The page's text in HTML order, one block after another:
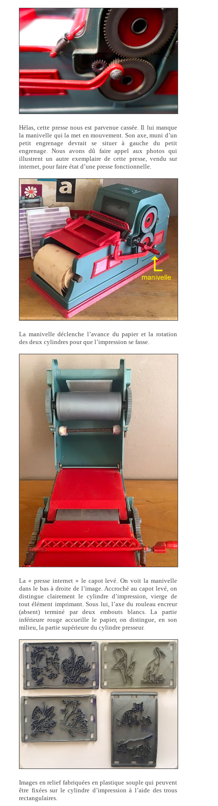
Hélas, cette presse nous est parvenue cassée. Il lui manque
la manivelle qui la met en mouvement. Son axe, muni d’un
petit engrenage devrait se situer à gauche du petit
engrenage. Nous avons dû faire appel aux photos qui
illustrent un autre exemplaire de cette presse, vendu sur
internet, pour faire état d’une presse fonctionnelle.
La manivelle déclenche l’avance du papier et la rotation
des deux cylindres pour que l’impression se fasse.
La « presse internet » le capot levé. On voit la manivelle
dans le bas à droite de l’image. Accroché au capot levé, on
distingue clairement le cylindre d’impression, vierge de
tout élément imprimant. Sous lui, l’axe du rouleau encreur
(absent) terminé par deux embouts blancs. La partie
inférieure rouge accueille le papier, on distingue, en son
milieu, la partie supérieure du cylindre presseur.
Images en relief fabriquées en plastique souple qui peuvent
être fixées sur le cylindre d’impression à l’aide des trous
rectangulaires.